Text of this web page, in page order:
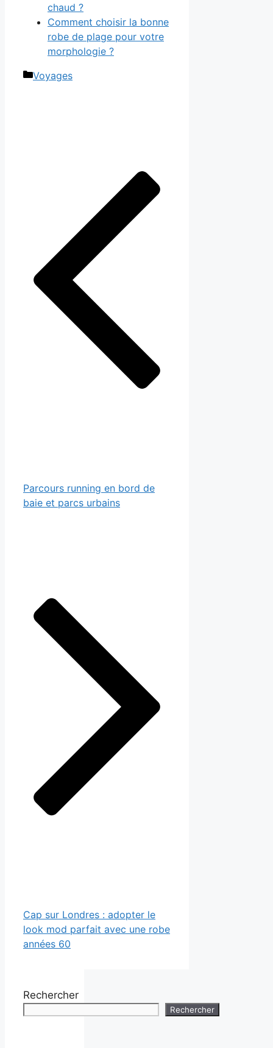
chaud ?
Comment choisir la bonne
robe de plage pour votre
morphologie ?
Catégories
Voyages
Parcours running en bord de
baie et parcs urbains
Cap sur Londres : adopter le
look mod parfait avec une robe
années 60
Rechercher
Rechercher